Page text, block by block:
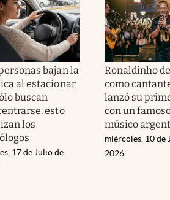
bajan la
al estacionar
buscan
esto
los
17 de Julio de
Ronaldinho
como
lanzó su
con un
músico
miércoles, 10 de
2026